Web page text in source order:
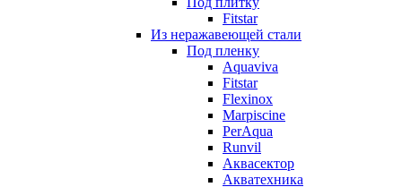
Fitstar
Из неражавеющей стали
Под пленку
Aquaviva
Fitstar
Flexinox
Marpiscine
PerAqua
Runvil
Аквасектор
Акватехника